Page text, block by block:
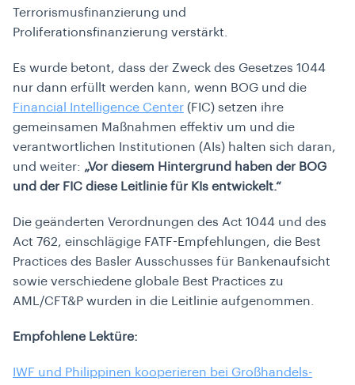
Terrorismusfinanzierung und
Proliferationsfinanzierung verstärkt.
Es wurde betont, dass der Zweck des Gesetzes 1044
nur dann erfüllt werden kann, wenn BOG und die
Financial Intelligence Center (FIC) setzen ihre
gemeinsamen Maßnahmen effektiv um und die
verantwortlichen Institutionen (AIs) halten sich daran,
und weiter: „Vor diesem Hintergrund haben der BOG
und der FIC diese Leitlinie für KIs entwickelt.“
Die geänderten Verordnungen des Act 1044 und des
Act 762, einschlägige FATF-Empfehlungen, die Best
Practices des Basler Ausschusses für Bankenaufsicht
sowie verschiedene globale Best Practices zu
AML/CFT&P wurden in die Leitlinie aufgenommen.
Empfohlene Lektüre:
IWF und Philippinen kooperieren bei Großhandels-